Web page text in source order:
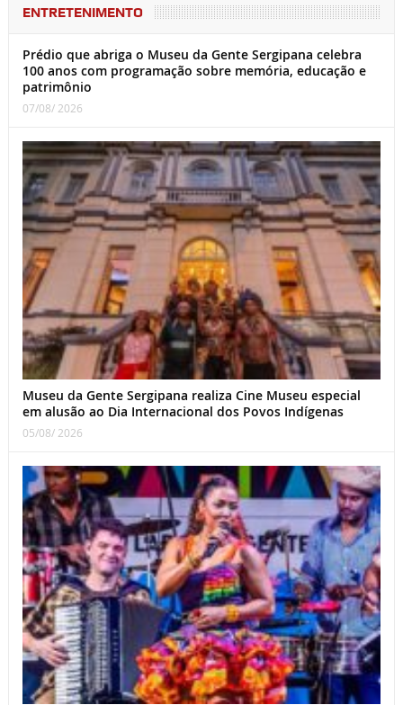
ENTRETENIMENTO
Prédio que abriga o Museu da Gente Sergipana celebra
100 anos com programação sobre memória, educação e
patrimônio
07/08/ 2026
Museu da Gente Sergipana realiza Cine Museu especial
em alusão ao Dia Internacional dos Povos Indígenas
05/08/ 2026